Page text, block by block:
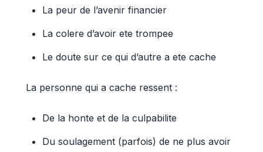
La peur de l’avenir financier
La colere d’avoir ete trompee
Le doute sur ce qui d’autre a ete cache
La personne qui a cache ressent :
De la honte et de la culpabilite
Du soulagement (parfois) de ne plus avoir